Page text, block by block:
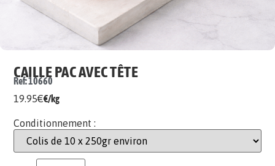
CAILLE PAC AVEC TÊTE
Ref: 10660
19.95€€/kg
Conditionnement :